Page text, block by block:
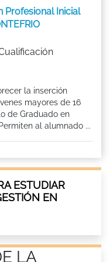
Profesional Inicial
la inserción
mayores de 16
de Graduado en
al alumnado ...
ESTUDIAR
EN
LA